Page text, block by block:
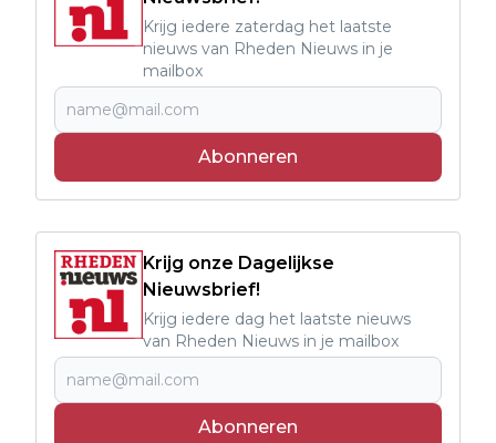
Krijg iedere zaterdag het laatste
nieuws van Rheden Nieuws in je
mailbox
Abonneren
Krijg onze Dagelijkse
Nieuwsbrief!
Krijg iedere dag het laatste nieuws
van Rheden Nieuws in je mailbox
Abonneren